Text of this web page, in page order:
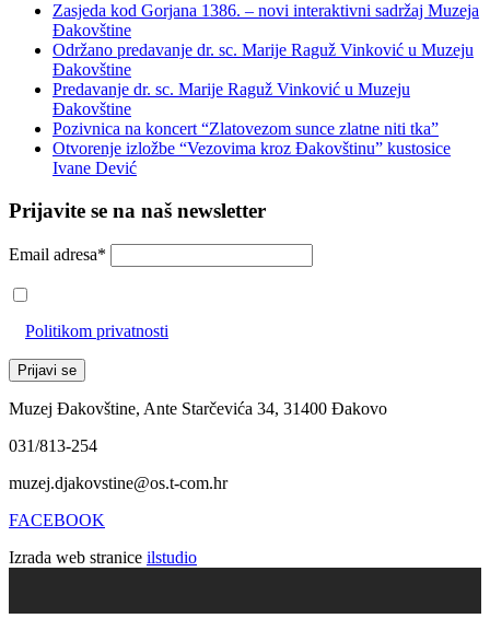
Zasjeda kod Gorjana 1386. – novi interaktivni sadržaj Muzeja
Đakovštine
Održano predavanje dr. sc. Marije Raguž Vinković u Muzeju
Đakovštine
Predavanje dr. sc. Marije Raguž Vinković u Muzeju
Đakovštine
Pozivnica na koncert “Zlatovezom sunce zlatne niti tka”
Otvorenje izložbe “Vezovima kroz Đakovštinu” kustosice
Ivane Dević
Prijavite se na naš newsletter
Email adresa*
Politikom privatnosti
Muzej Đakovštine, Ante Starčevića 34, 31400 Đakovo
031/813-254
muzej.djakovstine@os.t-com.hr
FACEBOOK
Izrada web stranice ilstudio